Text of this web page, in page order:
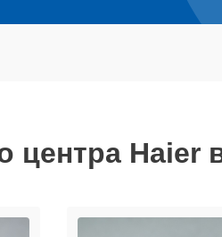
центра Haier